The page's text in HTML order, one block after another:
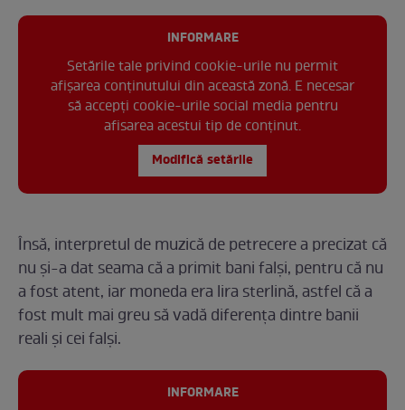
INFORMARE
Setările tale privind cookie-urile nu permit
afișarea conținutului din această zonă. E necesar
să accepți cookie-urile social media pentru
afisarea acestui tip de conținut.
Modifică setările
Însă, interpretul de muzică de petrecere a precizat că
nu și-a dat seama că a primit bani falși, pentru că nu
a fost atent, iar moneda era lira sterlină, astfel că a
fost mult mai greu să vadă diferența dintre banii
reali și cei falși.
INFORMARE